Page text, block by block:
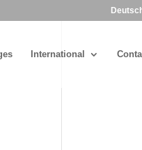
International